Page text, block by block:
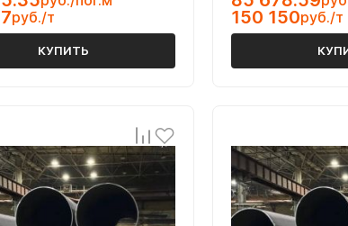
руб./т
КУПИТЬ
150 150руб./т